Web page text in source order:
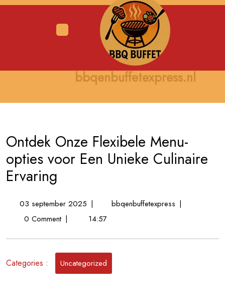
Skip
bbqenbuffetexpress.nl
Ontdek Onze Flexibele Menu-
opties voor Een Unieke Culinaire
Ervaring
03 september 202503
september
| bbqenbuffetexpressOntdek
Menu-
|
0 Comment | 14:57
Categories : Uncategorized